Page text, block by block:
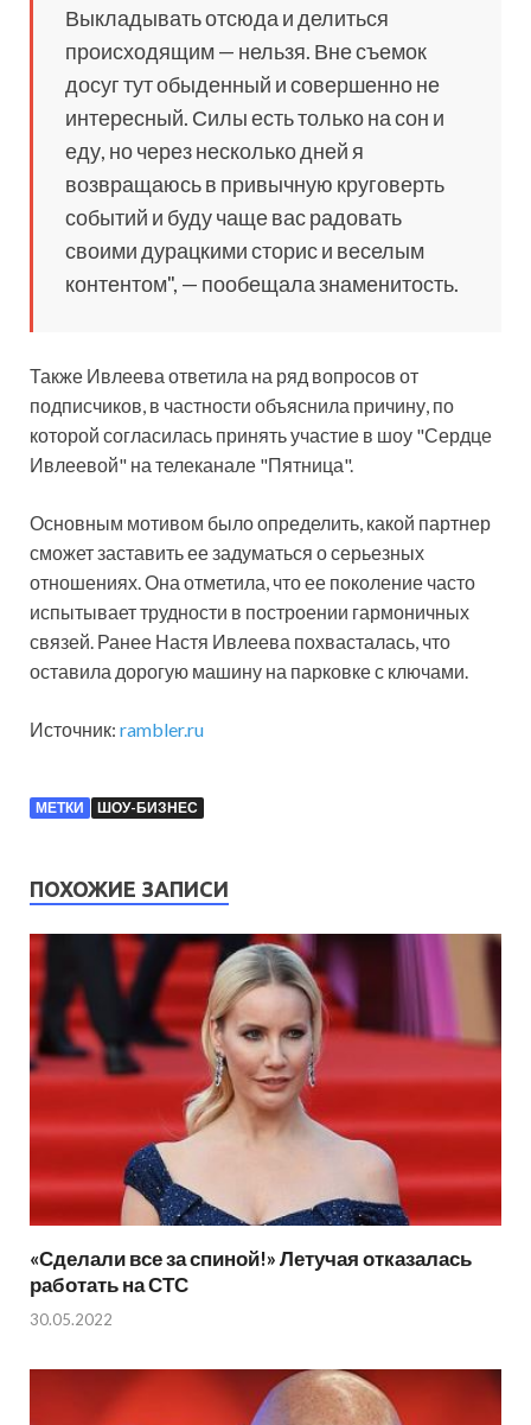
Выкладывать отсюда и делиться
происходящим — нельзя. Вне съемок
досуг тут обыденный и совершенно не
интересный. Силы есть только на сон и
еду, но через несколько дней я
возвращаюсь в привычную круговерть
событий и буду чаще вас радовать
своими дурацкими сторис и веселым
контентом", — пообещала знаменитость.
Также Ивлеева ответила на ряд вопросов от
подписчиков, в частности объяснила причину, по
которой согласилась принять участие в шоу "Сердце
Ивлеевой" на телеканале "Пятница".
Основным мотивом было определить, какой партнер
сможет заставить ее задуматься о серьезных
отношениях. Она отметила, что ее поколение часто
испытывает трудности в построении гармоничных
связей. Ранее Настя Ивлеева похвасталась, что
оставила дорогую машину на парковке с ключами.
Источник: rambler.ru
МЕТКИ ШОУ-БИЗНЕС
ПОХОЖИЕ ЗАПИСИ
«Сделали все за спиной!» Летучая отказалась
работать на СТС
30.05.2022